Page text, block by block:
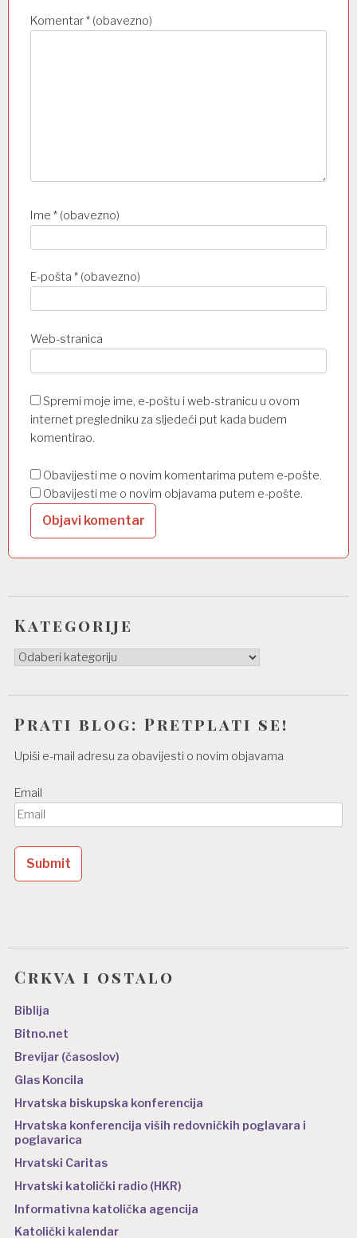
Komentar* (obavezno)
Ime * (obavezno)
E-pošta * (obavezno)
Web-stranica
Spremi moje ime, e-poštu i web-stranicu u ovom
internet pregledniku za sljedeći put kada budem
komentirao.
Obavijesti me o novim komentarima putem e-pošte.
Obavijesti me o novim objavama putem e-pošte.
Kategorije
Kategorije
Prati blog: Pretplati se!
Upiši e-mail adresu za obavijesti o novim objavama
Email
Crkva i ostalo
Biblija
Bitno.net
Brevijar (časoslov)
Glas Koncila
Hrvatska biskupska konferencija
Hrvatska konferencija viših redovničkih poglavara i
poglavarica
Hrvatski Caritas
Hrvatski katolički radio (HKR)
Informativna katolička agencija
Katolički kalendar